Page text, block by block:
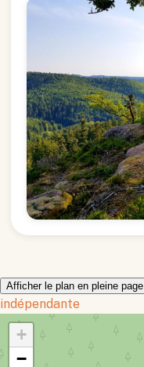
Afficher le plan en pleine page
indépendante